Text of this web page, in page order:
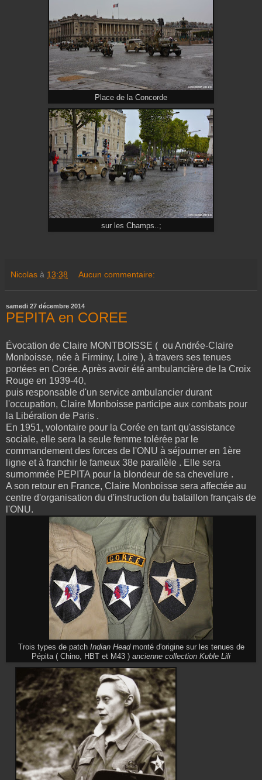
Place de la Concorde
sur les Champs..;
Nicolas à 13:38 Aucun commentaire:
samedi 27 décembre 2014
PEPITA en COREE
Évocation de Claire MONTBOISSE ( ou Andrée-Claire
Monboisse, née à Firminy, Loire ), à travers ses tenues
portées en Corée. Après avoir été ambulancière de la Croix
Rouge en 1939-40,
puis responsable d'un service ambulancier durant
l'occupation, Claire Monboisse participe aux combats pour
la Libération de Paris .
En 1951, volontaire pour la Corée en tant qu'assistance
sociale, elle sera la seule femme tolérée par le
commandement des forces de l'ONU à séjourner en 1ère
ligne et à franchir le fameux 38e parallèle . Elle sera
surnommée PEPITA pour la blondeur de sa chevelure .
A son retour en France, Claire Monboisse sera affectée au
centre d'organisation du d'instruction du bataillon français de
l'ONU.
Trois types de patch Indian Head monté d'origine sur les tenues de
Pépita ( Chino, HBT et M43 ) ancienne collection Kuble Lili